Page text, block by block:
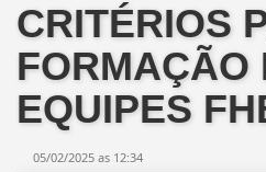
CRITÉRIOS
FORMAÇÃO
EQUIPES
05/02/2025 as 12:34